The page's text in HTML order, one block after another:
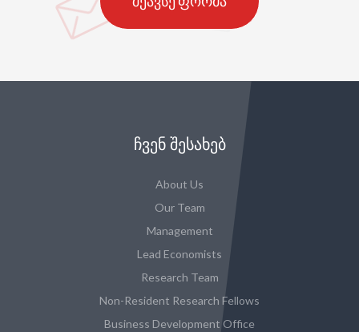
ᲩᲕᲔᲜ ᲨᲔᲡᲐᲮᲔᲑ
About Us
Our Team
Management
Lead Economists
Research Team
Non-Resident Research Fellows
Business Development Office